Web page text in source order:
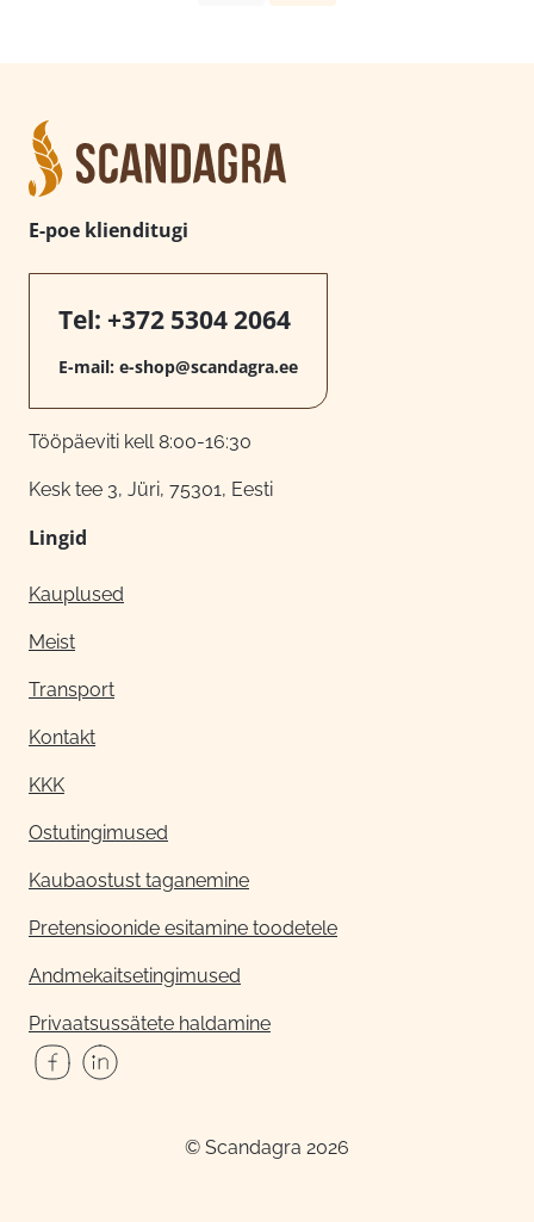
E-poe klienditugi
Tel: +372 5304 2064
E-mail: e-shop@scandagra.ee
Tööpäeviti kell 8:00-16:30
Kesk tee 3, Jüri, 75301, Eesti
Lingid
Kauplused
Meist
Transport
Kontakt
KKK
Ostutingimused
Kaubaostust taganemine
Pretensioonide esitamine toodetele
Andmekaitsetingimused
Privaatsussätete haldamine
© Scandagra 2026